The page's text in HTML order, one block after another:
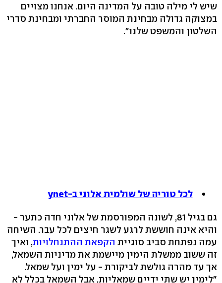
שיש לי מילה טובה על המדינה היום. אנחנו מצויים
במצוקה גדולה מבחינת המוסר החברתי ומבחינת סדרי
השלטון והמשפט שלנו".
לכל טוריה של שולמית אלוני ב-ynet
גם בגיל 81, לשונה המפורסמת של אלוני חדה כתער -
והיא אינה חוששת לרגע לשגר חיצים לכל עבר. השיחה
עמה נפתחת סביב סוגיית הקפאת ההתנחלויות, ואיך
זה ששוב ממשלת הימין מיישמת את מדיניות השמאל,
אך עד מהרה גולשת לביקורת - על ימין ועל שמאל.
"לימין יש שתי ידיים שמאליות, אבל השמאל בכלל לא